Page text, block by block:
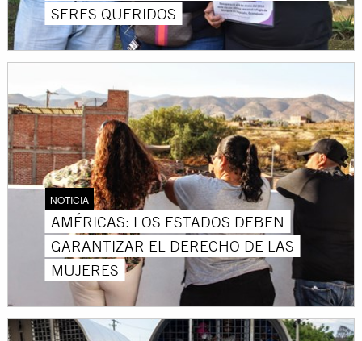
SERES QUERIDOS
NOTICIA
AMÉRICAS: LOS ESTADOS DEBEN
GARANTIZAR EL DERECHO DE LAS
MUJERES